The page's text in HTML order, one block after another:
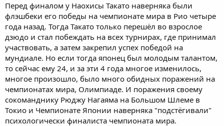
Перед финалом у Наохисы Такато наверняка были
флэшбеки его победы на чемпионате мира в Рио четыре
года назад. Тогда Такато только перешёл во взрослое
дзюдо и стал побеждать на всех турнирах, где принимал
участвовать, а затем закрепил успех победой на
мундиале. Но если тогда японец был молодым талантом,
то сейчас ему 24, и за эти 4 года многое изменилось,
многое произошло, было много обидных поражений на
чемпионатах мира, Олимпиаде. И поражения своему
сокоманднику Рюджу Нагаяма на Большом Шлеме в
Токио и Чемпионате Японии наверняка "подстёгивали"
психологически финалиста чемпионата мира.